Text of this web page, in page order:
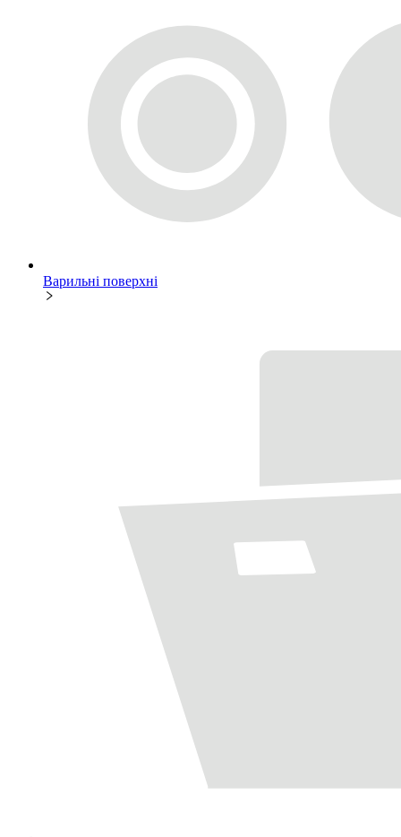
Варильні поверхні